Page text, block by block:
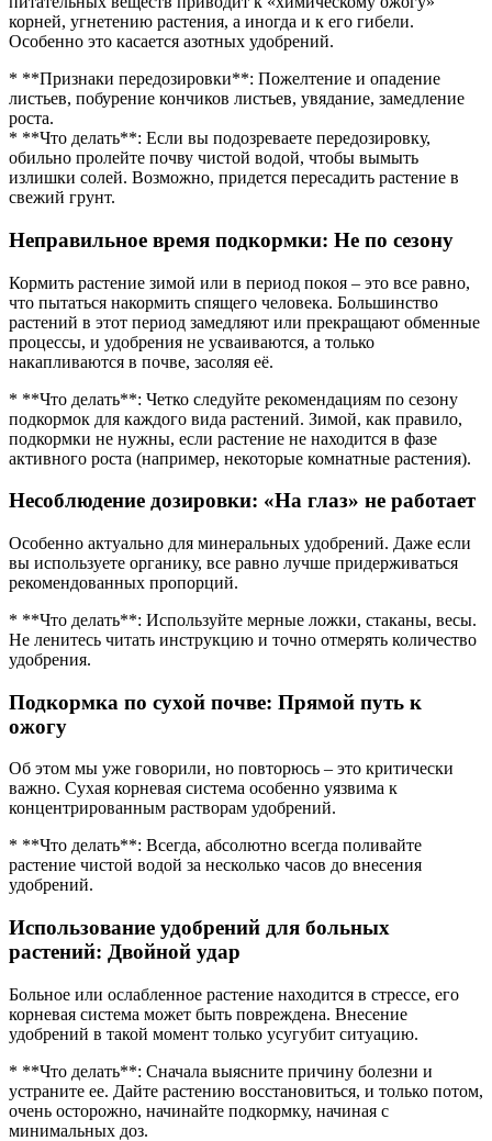
корней, угнетению растения, а иногда и к его гибели.
Особенно это касается азотных удобрений.
* **Признаки передозировки**: Пожелтение и опадение
листьев, побурение кончиков листьев, увядание, замедление
роста.
* **Что делать**: Если вы подозреваете передозировку,
обильно пролейте почву чистой водой, чтобы вымыть
излишки солей. Возможно, придется пересадить растение в
свежий грунт.
Неправильное время подкормки: Не по сезону
Кормить растение зимой или в период покоя – это все равно,
что пытаться накормить спящего человека. Большинство
растений в этот период замедляют или прекращают обменные
процессы, и удобрения не усваиваются, а только
накапливаются в почве, засоляя её.
* **Что делать**: Четко следуйте рекомендациям по сезону
подкормок для каждого вида растений. Зимой, как правило,
подкормки не нужны, если растение не находится в фазе
активного роста (например, некоторые комнатные растения).
Несоблюдение дозировки: «На глаз» не работает
Особенно актуально для минеральных удобрений. Даже если
вы используете органику, все равно лучше придерживаться
рекомендованных пропорций.
* **Что делать**: Используйте мерные ложки, стаканы, весы.
Не ленитесь читать инструкцию и точно отмерять количество
удобрения.
Подкормка по сухой почве: Прямой путь к
ожогу
Об этом мы уже говорили, но повторюсь – это критически
важно. Сухая корневая система особенно уязвима к
концентрированным растворам удобрений.
* **Что делать**: Всегда, абсолютно всегда поливайте
растение чистой водой за несколько часов до внесения
удобрений.
Использование удобрений для больных
растений: Двойной удар
Больное или ослабленное растение находится в стрессе, его
корневая система может быть повреждена. Внесение
удобрений в такой момент только усугубит ситуацию.
* **Что делать**: Сначала выясните причину болезни и
устраните ее. Дайте растению восстановиться, и только потом,
очень осторожно, начинайте подкормку, начиная с
минимальных доз.